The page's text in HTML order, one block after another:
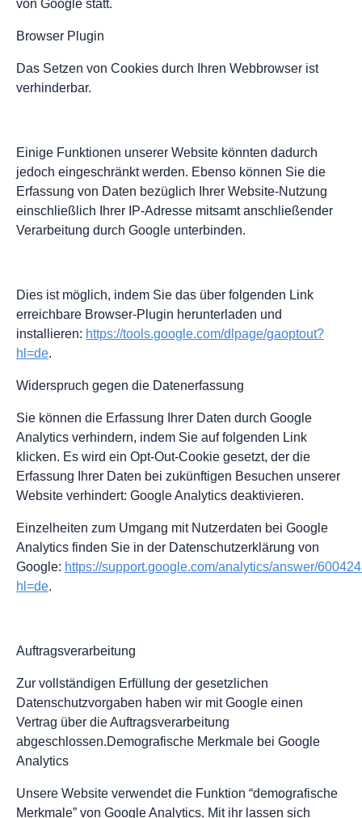
von Google statt.
Browser Plugin
Das Setzen von Cookies durch Ihren Webbrowser ist
verhinderbar.
Einige Funktionen unserer Website könnten dadurch
jedoch eingeschränkt werden. Ebenso können Sie die
Erfassung von Daten bezüglich Ihrer Website-Nutzung
einschließlich Ihrer IP-Adresse mitsamt anschließender
Verarbeitung durch Google unterbinden.
Dies ist möglich, indem Sie das über folgenden Link
erreichbare Browser-Plugin herunterladen und
installieren: https://tools.google.com/dlpage/gaoptout?
hl=de.
Widerspruch gegen die Datenerfassung
Sie können die Erfassung Ihrer Daten durch Google
Analytics verhindern, indem Sie auf folgenden Link
klicken. Es wird ein Opt-Out-Cookie gesetzt, der die
Erfassung Ihrer Daten bei zukünftigen Besuchen unserer
Website verhindert: Google Analytics deaktivieren.
Einzelheiten zum Umgang mit Nutzerdaten bei Google
Analytics finden Sie in der Datenschutzerklärung von
Google: https://support.google.com/analytics/answer/
hl=de.
Auftragsverarbeitung
Zur vollständigen Erfüllung der gesetzlichen
Datenschutzvorgaben haben wir mit Google einen
Vertrag über die Auftragsverarbeitung
abgeschlossen.Demografische Merkmale bei Google
Analytics
Unsere Website verwendet die Funktion “demografische
Merkmale” von Google Analytics. Mit ihr lassen sich